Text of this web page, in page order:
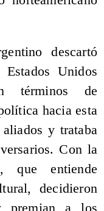
descartó
Unidos
términos de
hacia esta
y trataba
Con la
que entiende
decidieron
premian a los